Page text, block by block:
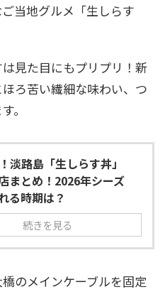
当地グルメ「生しらす
見た目にもプリプリ！新
ろ苦い繊細な味わい、つ
。
淡路島「生しらす丼」
まとめ！2026年シーズ
る時期は？
続きを見る
のメインケーブルを固定